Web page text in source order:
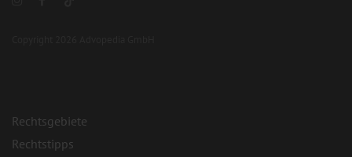
Rechtsgebiete
Rechtstipps